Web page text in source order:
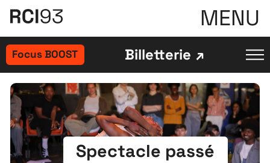
MENU
Focus BOOST Billetterie
Spectacle passé